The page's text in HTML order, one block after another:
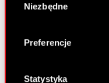
lokalizacji
analizując
palca)
zgody
Niezbędne
Preferencje
Statystyka
Inwestorzy
Kariera